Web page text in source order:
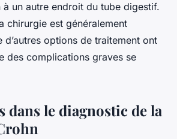
à un autre endroit du tube digestif.
chirurgie est généralement
d’autres options de traitement ont
des complications graves se
dans le diagnostic de la